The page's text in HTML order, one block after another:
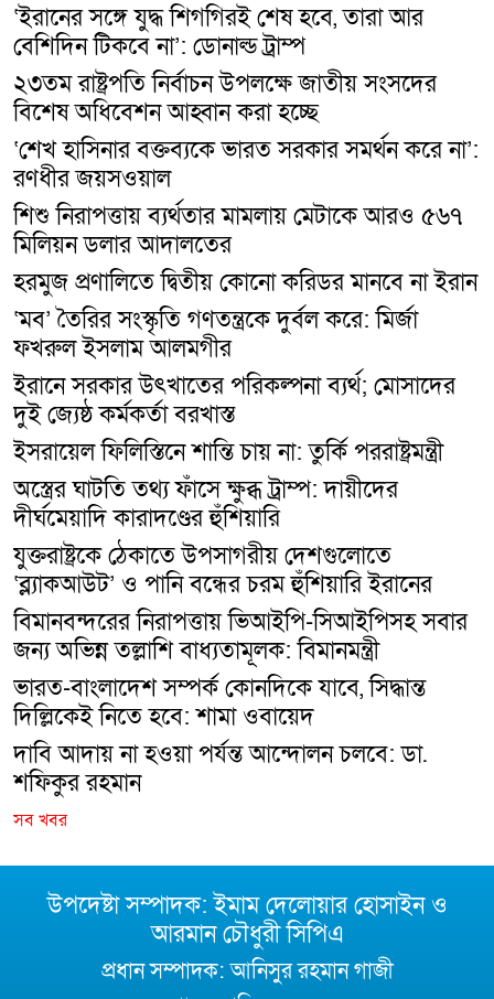
‘ইরানের সঙ্গে যুদ্ধ শিগগিরই শেষ হবে, তারা আর
বেশিদিন টিকবে না’: ডোনাল্ড ট্রাম্প
২৩তম রাষ্ট্রপতি নির্বাচন উপলক্ষে জাতীয় সংসদের
বিশেষ অধিবেশন আহ্বান করা হচ্ছে
‘শেখ হাসিনার বক্তব্যকে ভারত সরকার সমর্থন করে না’:
রণধীর জয়সওয়াল
শিশু নিরাপত্তায় ব্যর্থতার মামলায় মেটাকে আরও ৫৬৭
মিলিয়ন ডলার আদালতের
হরমুজ প্রণালিতে দ্বিতীয় কোনো করিডর মানবে না ইরান
‘মব’ তৈরির সংস্কৃতি গণতন্ত্রকে দুর্বল করে: মির্জা
ফখরুল ইসলাম আলমগীর
ইরানে সরকার উৎখাতের পরিকল্পনা ব্যর্থ; মোসাদের
দুই জ্যেষ্ঠ কর্মকর্তা বরখাস্ত
ইসরায়েল ফিলিস্তিনে শান্তি চায় না: তুর্কি পররাষ্ট্রমন্ত্রী
অস্ত্রের ঘাটতি তথ্য ফাঁসে ক্ষুব্ধ ট্রাম্প: দায়ীদের
দীর্ঘমেয়াদি কারাদণ্ডের হুঁশিয়ারি
যুক্তরাষ্ট্রকে ঠেকাতে উপসাগরীয় দেশগুলোতে
‘ব্ল্যাকআউট’ ও পানি বন্ধের চরম হুঁশিয়ারি ইরানের
বিমানবন্দরের নিরাপত্তায় ভিআইপি-সিআইপিসহ সবার
জন্য অভিন্ন তল্লাশি বাধ্যতামূলক: বিমানমন্ত্রী
ভারত-বাংলাদেশ সম্পর্ক কোনদিকে যাবে, সিদ্ধান্ত
দিল্লিকেই নিতে হবে: শামা ওবায়েদ
দাবি আদায় না হওয়া পর্যন্ত আন্দোলন চলবে: ডা.
শফিকুর রহমান
সব খবর
উপদেষ্টা সম্পাদক: ইমাম দেলোয়ার হোসাইন ও
আরমান চৌধুরী সিপিএ
প্রধান সম্পাদক: আনিসুর রহমান গাজী